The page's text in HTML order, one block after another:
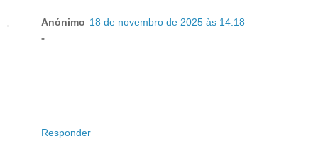
Anónimo 18 de novembro de 2025 às 14:18
"
Responder